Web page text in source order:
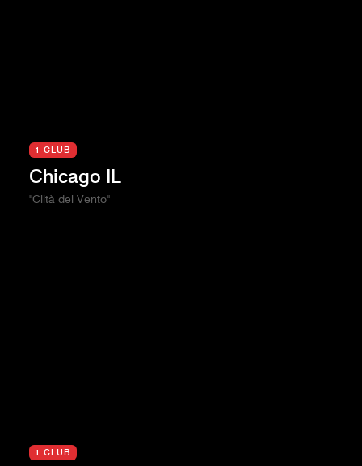
1 CLUB
Chicago IL
"Ciità del Vento"
1 CLUB